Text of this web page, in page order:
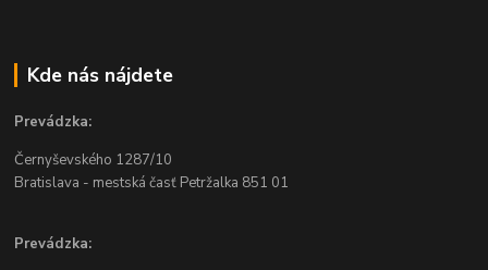
Kde nás nájdete
Prevádzka:
Černyševského 1287/10
Bratislava - mestská časť Petržalka 851 01
Prevádzka: